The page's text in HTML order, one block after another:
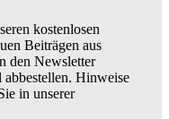
kostenlosen
Beiträgen aus
den Newsletter
Hinweise
in unserer